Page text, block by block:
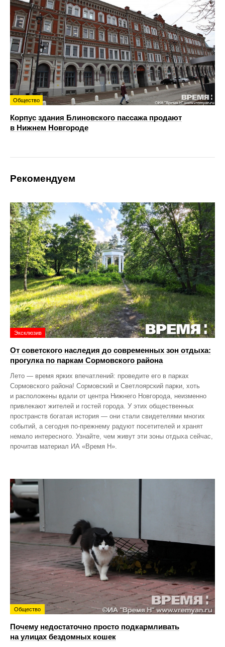
Общество
Корпус здания Блиновского пассажа продают
в Нижнем Новгороде
Рекомендуем
Эксклюзив
От советского наследия до современных зон отдыха:
прогулка по паркам Сормовского района
Лето — время ярких впечатлений: проведите его в парках
Сормовского района! Сормовский и Светлоярский парки, хоть
и расположены вдали от центра Нижнего Новгорода, неизменно
привлекают жителей и гостей города. У этих общественных
пространств богатая история — они стали свидетелями многих
событий, а сегодня по‑прежнему радуют посетителей и хранят
немало интересного. Узнайте, чем живут эти зоны отдыха сейчас,
прочитав материал ИА «Время Н».
Общество
Почему недостаточно просто подкармливать
на улицах бездомных кошек